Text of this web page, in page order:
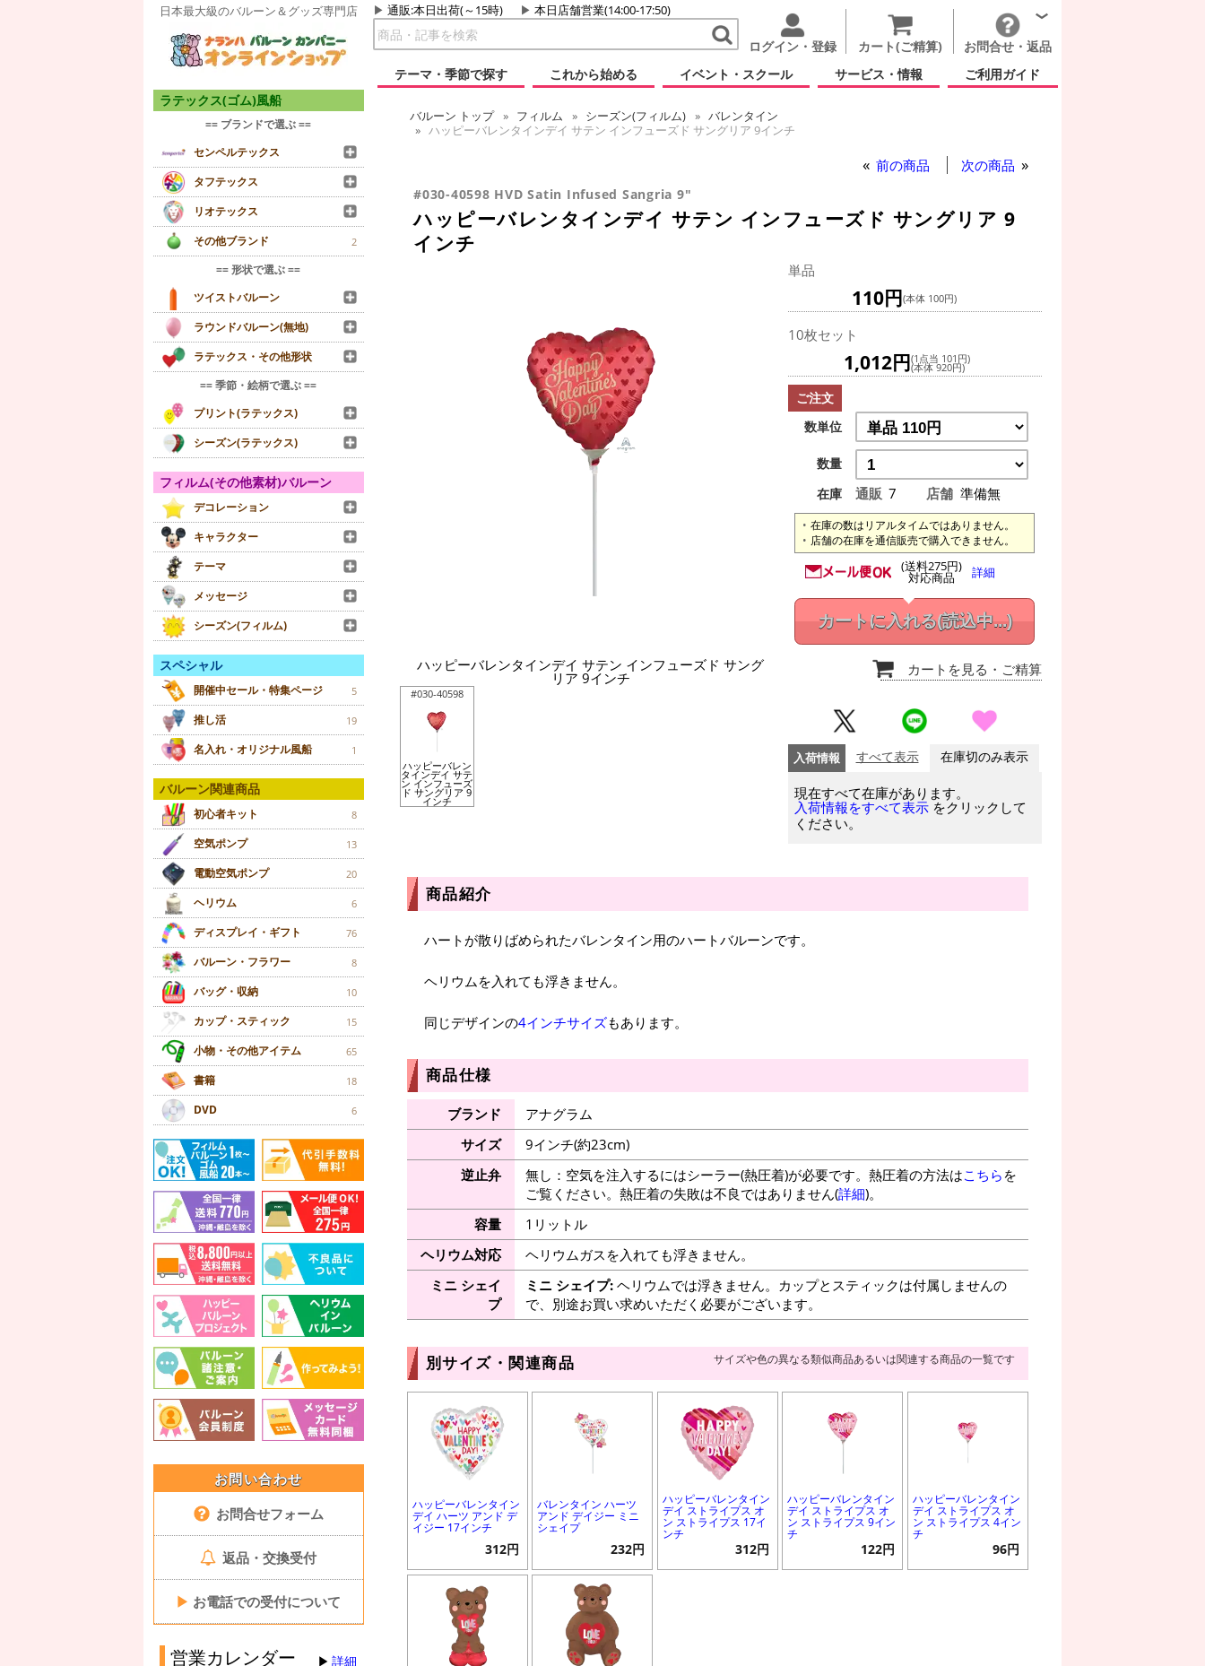
日本最大級のバルーン＆グッズ専門店 通販:本日出荷(～15時) 本日店舗営業(14:00-17:50)
ログイン・登録 カート(ご精算)
お問合せ・返品
テーマ・季節で探す
これから始める イベント・スクール サービス・情報 ご利用ガイド
ラテックス(ゴム)風船
== ブランドで選ぶ ==
センペルテックス
タフテックス
リオテックス
その他ブランド
2
== 形状で選ぶ ==
ツイストバルーン
ラウンドバルーン(無地)
ラテックス・その他形状
== 季節・絵柄で選ぶ ==
プリント(ラテックス)
シーズン(ラテックス)
フィルム(その他素材)バルーン
デコレーション
キャラクター
テーマ
メッセージ
シーズン(フィルム)
スペシャル
開催中セール・特集ページ 5
推し活 19
名入れ・オリジナル風船 1
バルーン関連商品
初心者キット 8
空気ポンプ 13
電動空気ポンプ 20
ヘリウム 6
ディスプレイ・ギフト 76
バルーン・フラワー 8
バッグ・収納 10
カップ・スティック 15
小物・その他アイテム 65
書籍 18
DVD 6
お問い合わせ
お問合せフォーム
返品・交換受付
▶ お電話での受付について
営業カレンダー 詳細
バルーン トップ フィルム シーズン(フィルム)
バレンタイン
ハッピーバレンタインデイ サテン インフューズド サングリア 9インチ
前の商品 次の商品
#030-40598 HVD Satin Infused Sangria 9"
ハッピーバレンタインデイ サテン インフューズド サングリア 9
インチ
ハッピーバレンタインデイ サテン インフューズド サング
リア 9インチ
#030-40598
ハッピーバレン
タインデイ サテ
ン インフューズ
ド サングリア 9
インチ
単品
110円(本体 100円)
10枚セット
1,012円(1点当 101円)
(本体 920円)
ご注文
数単位
数量
在庫
通販 7 店舗 準備無
在庫の数はリアルタイムではありません。
店舗の在庫を通信販売で購入できません。
(送料275円)
対応商品 詳細
カートに入れる(読込中...)
カートを見る ・ご精算
入荷情報 すべて表示 在庫切のみ表示
現在すべて在庫があります。
入荷情報をすべて表示 をクリックして
ください。
商品紹介
ハートが散りばめられたバレンタイン用のハートバルーンです。
ヘリウムを入れても浮きません。
同じデザインの4インチサイズもあります。
商品仕様
ブランド
アナグラム
サイズ
9インチ(約23cm)
逆止弁
無し：空気を注入するにはシーラー(熱圧着)が必要です。熱圧着の方法はこちら を
ご覧ください。熱圧着の失敗は不良ではありません(詳細)。
容量
1リットル
ヘリウム対応
ヘリウムガスを入れても浮きません。
ミニ シェイ
プ
ミニ シェイプ:ヘリウムでは浮きません。カップとスティックは付属しませんの
で、別途お買い求めいただく必要がございます。
別サイズ・関連商品 サイズや色の異なる類似商品あるいは関連する商品の一覧です
ハッピーバレンタイン
デイ ハーツ アンド デ
イジー 17インチ
312円
バレンタイン ハーツ
アンド デイジー ミニ
シェイプ
232円
ハッピーバレンタイン
デイ ストライプス オ
ン ストライプス 17イ
ンチ
312円
ハッピーバレンタイン
デイ ストライプス オ
ン ストライプス 9イン
チ
122円
ハッピーバレンタイン
デイ ストライプス オ
ン ストライプス 4イン
チ
96円